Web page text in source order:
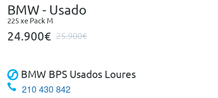
BMW - Usado
225 xe Pack M
24.900€ 25.900€
BMW BPS Usados Loures
210 430 842